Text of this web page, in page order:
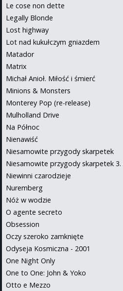
Le cose non dette
Legally Blonde
Lost highway
Lot nad kukułczym gniazdem
Matador
Matrix
Michał Anioł. Miłość i śmierć
Minions & Monsters
Monterey Pop (re-release)
Mulholland Drive
Na Północ
Nienawiść
Niesamowite przygody skarpetek
Niesamowite przygody skarpetek 3.
Niewinni czarodzieje
Nuremberg
Nóż w wodzie
O agente secreto
Obsession
Oczy szeroko zamknięte
Odyseja Kosmiczna - 2001
One Night Only
One to One: John & Yoko
Otto e Mezzo